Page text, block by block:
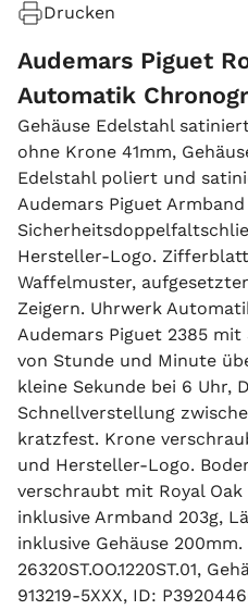
Drucken
Audemars Piguet
Automatik
Gehäuse Edelstahl
ohne Krone 41mm,
Edelstahl poliert und
Audemars Piguet
Hersteller-Logo.
Waffelmuster,
Zeigern. Uhrwerk
Audemars Piguet 2385 mit
von Stunde und Minute
kleine Sekunde bei 6 Uhr,
Schnellverstellung
kratzfest. Krone
und Hersteller-Logo.
verschraubt mit Royal
inklusive Armband 203g,
inklusive Gehäuse
26320ST.OO.1220ST.01,
913219-5XXX, ID: